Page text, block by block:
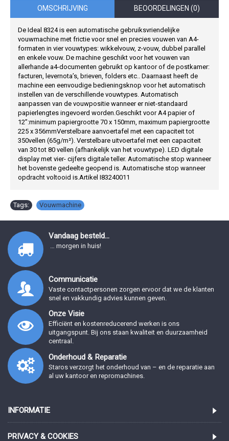
OMSCHRIJVING BEOORDELINGEN (0)
De Ideal 8324 is een automatische gebruiksvriendelijke
vouwmachine met frictie voor snel en precies vouwen van A4-
formaten in vier vouwtypes: wikkelvouw, z-vouw, dubbel parallel
en enkele vouw. De machine geschikt voor het vouwen van
allerhande a4-documenten gebruikt op kantoor of de postkamer:
facturen, levernota’s, brieven, folders etc.. Daarnaast heeft de
machine een eenvoudige bedieningsknop voor het automatisch
instellen van de verschillende vouwtypes. Automatisch
aanpassen van de vouwpositie wanneer er niet-standaard
papierlengtes ingevoerd worden.Geschikt voor A4 papier of
12”:minimum papiergrootte 70 x 150mm, maximum papiergrootte
225 x 356mmVerstelbare aanvoertafel met een capaciteit tot
350vellen (65g/m²). Verstelbare uitvoertafel met een capaciteit
van 30 tot 80 vellen (afhankelijk van het vouwtype). LED digitale
display met vier- cijfers digitale teller. Automatische stop wanneer
het bovenste gedeelte geopend is. Automatische stop wanneer
opdracht voltooid is.Artikel I83240011
Tags: Vouwmachine
Vandaag besteld...
… morgen in huis!
Communicatie
Vaste contactpersonen zorgen ervoor dat we de klanten
snel en vakkundig advies kunnen geven.
Onze Visie
Efficiënt en kostenreducerend werken is ons
uitgangspunt. Bij ons staan kwaliteit en duurzaamheid
centraal.
Onderhoud & Reparatie
Staros verzorgt het onderhoud van – en de reparatie aan
al uw kantoor en repromachines.
INFORMATIE
PRIVACY & COOKIES